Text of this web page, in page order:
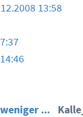
13:58
...